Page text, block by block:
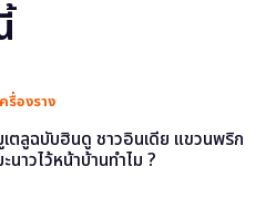
รื่องราง
เตลูฉบับฮินดู ชาวอินเดีย แขวนพริก
นาวไว้หน้าบ้านทำไม ?